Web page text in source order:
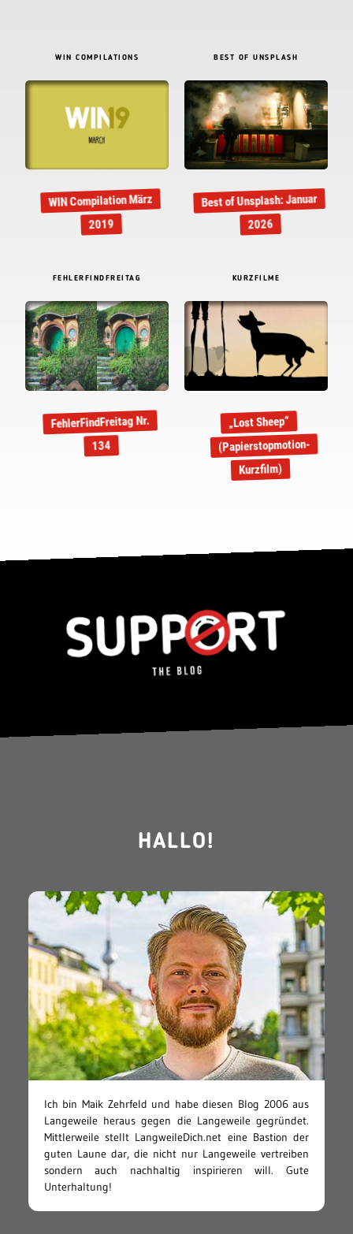
WIN COMPILATIONS
WIN Compilation März
2019
BEST OF UNSPLASH
Best of Unsplash: Januar
2026
FEHLERFINDFREITAG
FehlerFindFreitag Nr.
134
KURZFILME
„Lost Sheep“
(Papierstopmotion-
Kurzfilm)
HALLO!
Ich bin Maik Zehrfeld und habe diesen Blog 2006 aus
Langeweile heraus gegen die Langeweile gegründet.
Mittlerweile stellt LangweileDich.net eine Bastion der
guten Laune dar, die nicht nur Langeweile vertreiben
sondern auch nachhaltig inspirieren will. Gute
Unterhaltung!